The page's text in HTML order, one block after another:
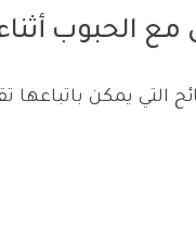
مع الحبوب
التي يمكن باتباعها